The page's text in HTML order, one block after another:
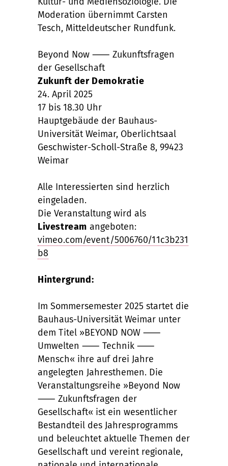
Moderation übernimmt Carsten
Tesch, Mitteldeutscher Rundfunk.
Beyond Now ⸺ Zukunftsfragen
der Gesellschaft
Zukunft der Demokratie
24. April 2025
17 bis 18.30 Uhr
Hauptgebäude der Bauhaus-
Universität Weimar, Oberlichtsaal
Geschwister-Scholl-Straße 8, 99423
Weimar
Alle Interessierten sind herzlich
eingeladen.
Die Veranstaltung wird als
Livestream angeboten:
vimeo.com/event/5006760/11c3b231
b8
Hintergrund:
Im Sommersemester 2025 startet die
Bauhaus-Universität Weimar unter
dem Titel »BEYOND NOW ⸺
Umwelten ⸺ Technik ⸺
Mensch« ihre auf drei Jahre
angelegten Jahresthemen. Die
Veranstaltungsreihe »Beyond Now
⸺ Zukunftsfragen der
Gesellschaft« ist ein wesentlicher
Bestandteil des Jahresprogramms
und beleuchtet aktuelle Themen der
Gesellschaft und vereint regionale,